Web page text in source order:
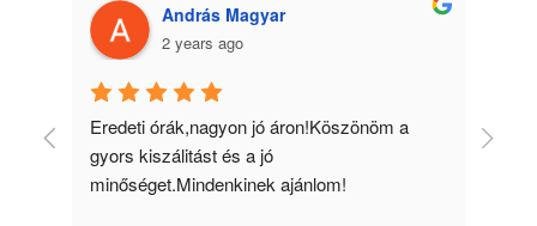
András Magyar
2 years ago
Eredeti órák,nagyon jó áron!Köszönöm a
gyors kiszálitást és a jó
minőséget.Mindenkinek ajánlom!